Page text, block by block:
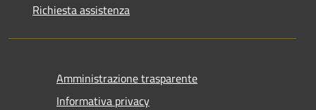
Richiesta assistenza
Amministrazione trasparente
Informativa privacy